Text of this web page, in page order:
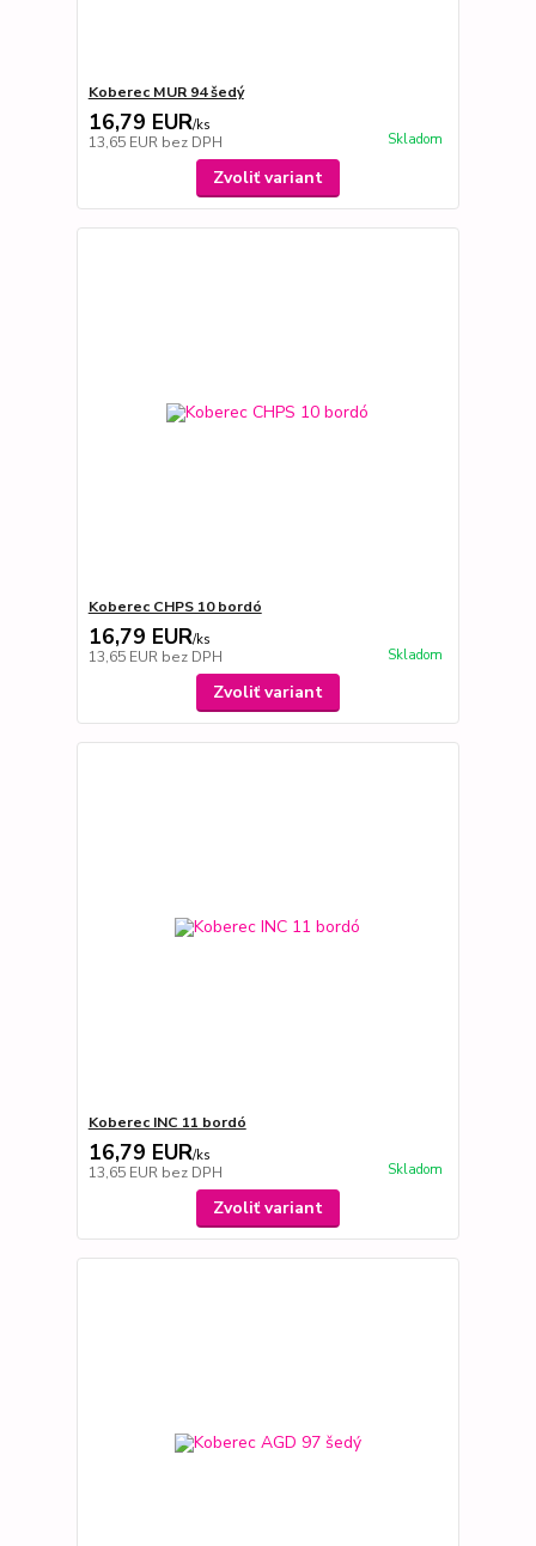
Koberec MUR 94 šedý
16,79 EUR/ks
13,65 EUR bez DPH Skladom
Zvoliť variant
Koberec CHPS 10 bordó
16,79 EUR/ks
13,65 EUR bez DPH Skladom
Zvoliť variant
Koberec INC 11 bordó
16,79 EUR/ks
13,65 EUR bez DPH Skladom
Zvoliť variant